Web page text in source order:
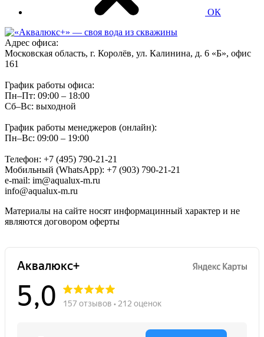
ОК
Адрес офиса:
Московская область, г. Королёв, ул. Калинина, д. 6 «Б», офис
161
График работы офиса:
Пн–Пт: 09:00 – 18:00
Сб–Вс: выходной
График работы менеджеров (онлайн):
Пн–Вс: 09:00 – 19:00
Телефон: +7 (495) 790-21-21
Мобильный (WhatsApp): +7 (903) 790-21-21
e-mail: im@aqualux-m.ru
info@aqualux-m.ru
Материалы на сайте носят информацинный характер и не
являются договором оферты